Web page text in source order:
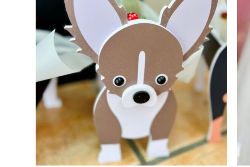
AÑADIR AL CARRITO / VISTA RAPIDA